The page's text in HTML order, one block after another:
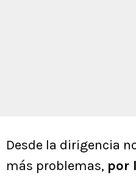
Desde la dirigencia
más problemas, por